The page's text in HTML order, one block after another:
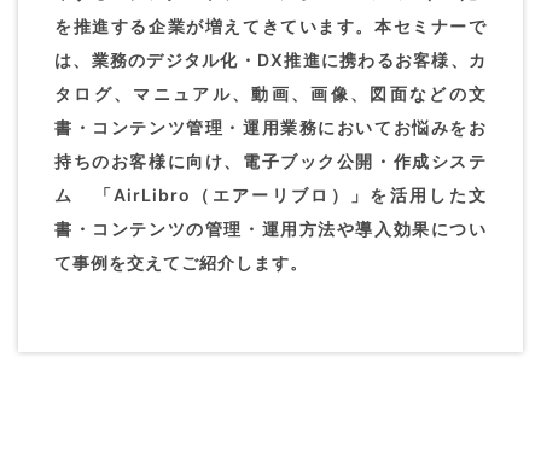
を推進する企業が増えてきています。本セミナーで
は、業務のデジタル化・DX推進に携わるお客様、カ
タログ、マニュアル、動画、画像、図面などの文
書・コンテンツ管理・運用業務においてお悩みをお
持ちのお客様に向け、電子ブック公開・作成システ
ム 「AirLibro（エアーリブロ）」を活用した文
書・コンテンツの管理・運用方法や導入効果につい
て事例を交えてご紹介します。